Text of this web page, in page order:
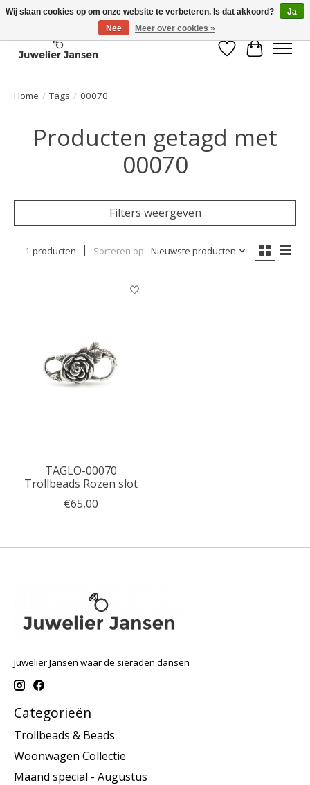
Verlanglijst
Home / Tags / 00070
Producten getagd met
00070
Filters weergeven
1 producten Sorteren op Nieuwste producten
TAGLO-00070
Trollbeads Rozen slot
€65,00
Juwelier Jansen waar de sieraden dansen
Categorieën
Trollbeads & Beads
Woonwagen Collectie
Maand special - Augustus
Wij slaan cookies op om onze website te verbeteren. Is dat akkoord?
Ja
Nee
Meer over cookies »